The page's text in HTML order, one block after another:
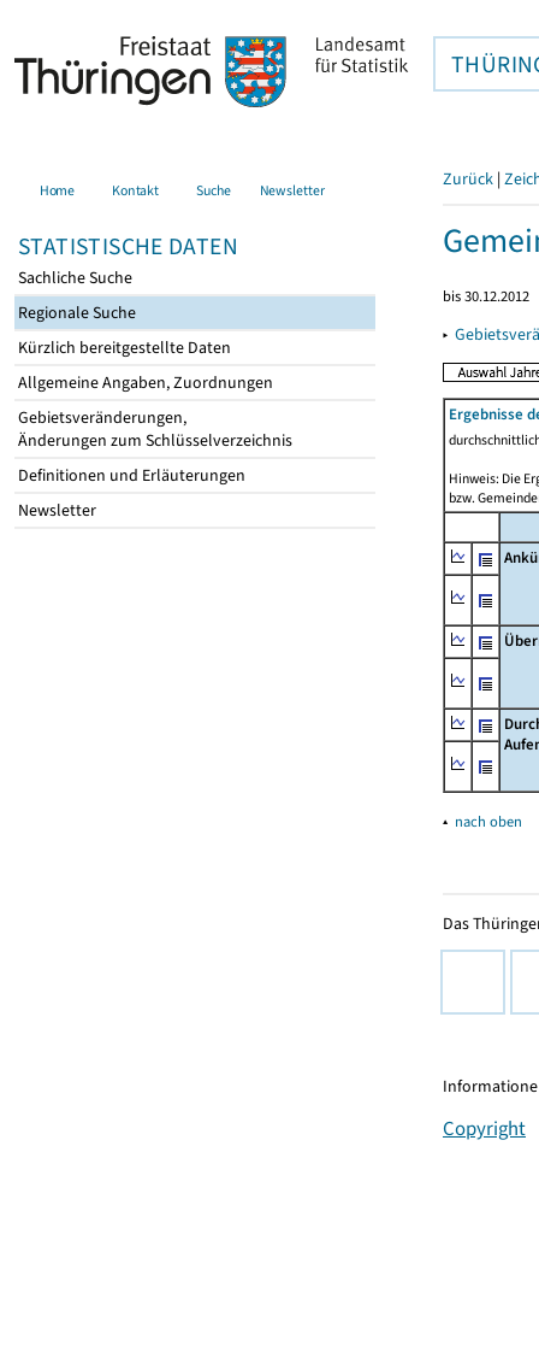
Home Kontakt Suche Newsletter
STATISTISCHE DATEN
Sachliche Suche
Regionale Suche
Kürzlich bereitgestellte Daten
Allgemeine Angaben, Zuordnungen
Gebietsveränderungen,
Änderungen zum Schlüsselverzeichnis
Definitionen und Erläuterungen
Newsletter
Zurück |
bis 30.12.2012
▸
Ergebnisse
Hinweis: Die
bzw.
▴ nach oben
Das
Copyright